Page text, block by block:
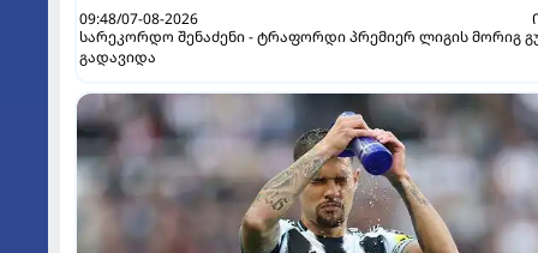
09:48/07-08-2026
სარეკორდო შენაძენი - ტრაფორდი პრემიერ ლიგის მორიგ
გადავიდა